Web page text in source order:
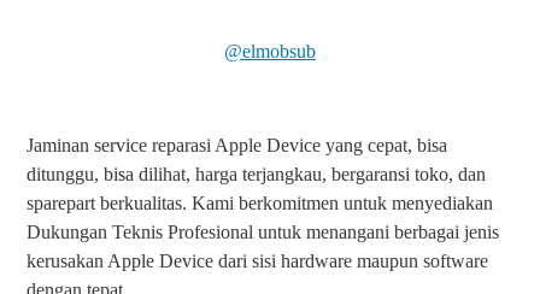
@elmobsub
Jaminan service reparasi Apple Device yang cepat, bisa
ditunggu, bisa dilihat, harga terjangkau, bergaransi toko, dan
sparepart berkualitas. Kami berkomitmen untuk menyediakan
Dukungan Teknis Profesional untuk menangani berbagai jenis
kerusakan Apple Device dari sisi hardware maupun software
dengan tepat.